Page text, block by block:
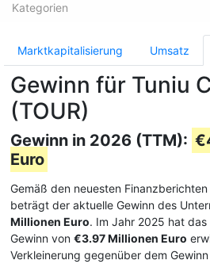
Kategorien
Marktkapitalisierung Umsatz
Gewinn für Tuniu
(TOUR)
Gewinn in 2026 (TTM):
Euro
Gemäß den neuesten
beträgt der aktuelle Gewinn des
Millionen Euro. Im Jahr 2025 hat
Gewinn von €3.97 Millionen Euro
Verkleinerung gegenüber dem